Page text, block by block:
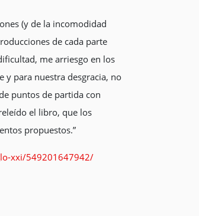
(y de la incomodidad
de cada parte
me arriesgo en los
y para nuestra desgracia, no
puntos de partida con
el libro, que los
propuestos.”
xxi/549201647942/